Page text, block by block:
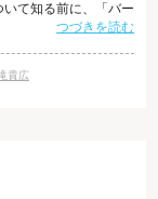
て知る前に、「バー
あります。プログラ
るシステムのこと
つづきを読む
貴広